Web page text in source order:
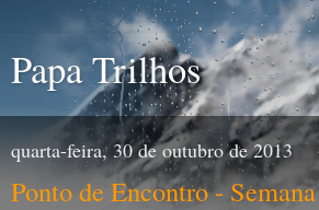
Papa Trilhos
quarta-feira, 30 de outubro de 2013
Ponto de Encontro -